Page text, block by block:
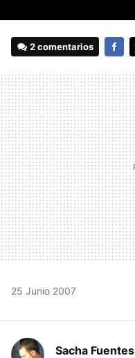
2 comentarios
25 Junio 2007
Sacha Fuentes